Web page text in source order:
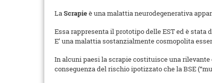
LaScrapieè una malattia neurodegenerativa
Essa rappresenta il prototipo delle EST ed è stata
E’ una malattia sostanzialmente cosmopolita
In alcuni paesi la scrapie costituisce una
conseguenza del rischio ipotizzato che la BSE